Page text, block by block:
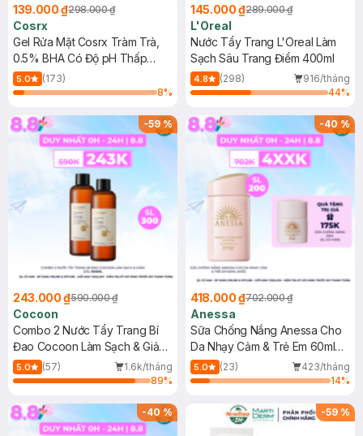
139.000 ₫298.000 ₫
Cosrx
Gel Rửa Mặt Cosrx Tràm Trà,
0.5% BHA Có Độ pH Thấp
150ml
5.0
(173)
8%
145.000 ₫289.000 ₫
L'Oreal
Nước Tẩy Trang L'Oreal Làm
Sạch Sâu Trang Điểm 400ml
4.8 (298)
916/tháng
44%
-59%
243.000 ₫590.000 ₫
Cocoon
Combo 2 Nước Tẩy Trang Bí
Đao Cocoon Làm Sạch & Giảm
Dầu 500ml
5.0 (57)
1.6k/tháng
89%
-40%
418.000 ₫702.000 ₫
Anessa
Sữa Chống Nắng Anessa Cho
Da Nhạy Cảm & Trẻ Em 60ml
(Mới)
5.0 (23)
423/tháng
14%
-40% -59 %